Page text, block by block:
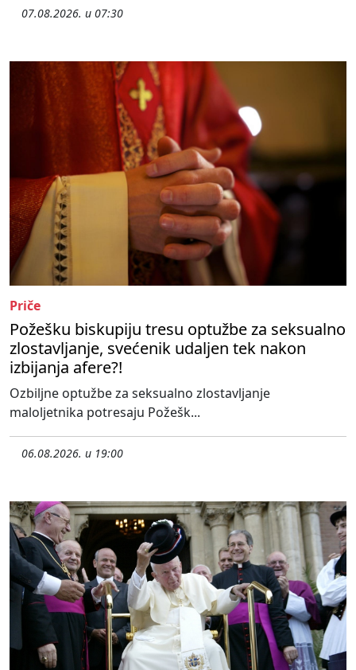
07.08.2026. u 07:30
Priče
Požešku biskupiju tresu optužbe za seksualno
zlostavljanje, svećenik udaljen tek nakon
izbijanja afere?!
Ozbiljne optužbe za seksualno zlostavljanje
maloljetnika potresaju Požešk...
06.08.2026. u 19:00